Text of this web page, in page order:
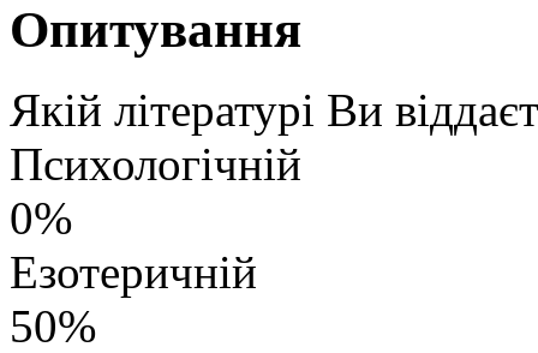
Опитування
Якій літературі Ви
Психологічній
0%
Езотеричній
50%